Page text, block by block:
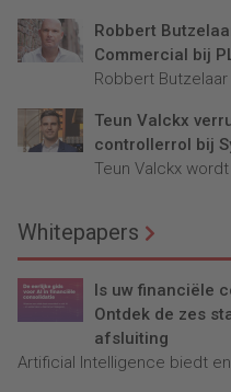
Robbert
Commercial bij
Robbert Butzelaar
Teun Valckx
controllerrol bij
Teun Valckx wordt
Whitepapers
Is uw financiële
Ontdek de zes
afsluiting
Artificial Intelligence biedt